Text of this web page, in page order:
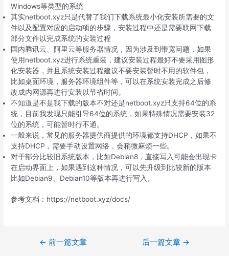
Windows等类型的系统
其实netboot.xyz只是代替了我们下载系统最小化安装所需要的文
件以及配置对应的启动项的步骤，安装过程中还是需要联网下载
部分文件以完成系统的安装过程
国内腾讯云、阿里云等服务器情况，因为涉及到带宽问题，如果
使用netboot.xyz进行系统重装，建议安装过程最好不要采用图形
化安装器，并且系统安装过程建议不要安装暂时不用的软件包，
比如桌面环境，服务器环境组件等，可以在系统安装完成之后修
改成内网源再进行安装以节省时间。
不知道是不是我下载的版本不对还是netboot.xyz只支持64位的系
统，目前我发现只能引导64位的系统，如果特殊情况需要安装32
位的系统，可能暂时行不通。
一般来说，常见的服务器提供商提供的环境都支持DHCP，如果不
支持DHCP，需要手动设置网络，会稍微麻烦一些。
对于部分比较旧系统版本，比如Debian8，直接写入可能会出现卡
在启动界面上，如果遇到这种情况，可以先升级到比较新的版本
比如Debian9、Debian10等版本再进行写入。
参考文档：https://netboot.xyz/docs/
← 前一篇文章 后一篇文章 →